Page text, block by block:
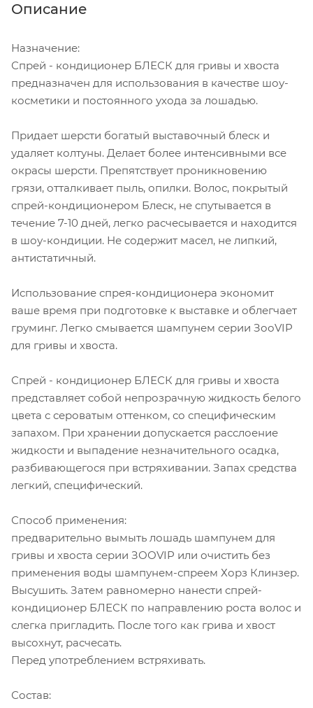
Описание
Назначение:
Спрей - кондиционер БЛЕСК для гривы и хвоста
предназначен для использования в качестве шоу-
косметики и постоянного ухода за лошадью.
Придает шерсти богатый выставочный блеск и
удаляет колтуны. Делает более интенсивными все
окрасы шерсти. Препятствует проникновению
грязи, отталкивает пыль, опилки. Волос, покрытый
спрей-кондиционером Блеск, не спутывается в
течение 7-10 дней, легко расчесывается и находится
в шоу-кондиции. Не содержит масел, не липкий,
антистатичный.
Использование спрея-кондиционера экономит
ваше время при подготовке к выставке и облегчает
груминг. Легко смывается шампунем серии ЗооVIP
для гривы и хвоста.
Спрей - кондиционер БЛЕСК для гривы и хвоста
представляет собой непрозрачную жидкость белого
цвета с сероватым оттенком, со специфическим
запахом. При хранении допускается расслоение
жидкости и выпадение незначительного осадка,
разбивающегося при встряхивании. Запах средства
легкий, специфический.
Способ применения:
предварительно вымыть лошадь шампунем для
гривы и хвоста серии ЗООVIP или очистить без
применения воды шампунем-спреем Хорз Клинзер.
Высушить. Затем равномерно нанести спрей-
кондиционер БЛЕСК по направлению роста волос и
слегка пригладить. После того как грива и хвост
высохнут, расчесать.
Перед употреблением встряхивать.
Состав: